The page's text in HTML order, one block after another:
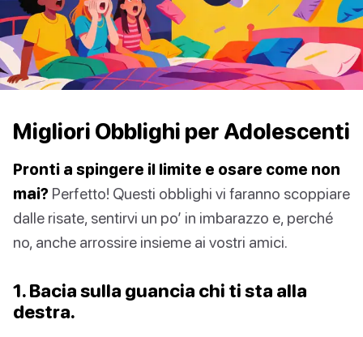
Migliori Obblighi per Adolescenti
Pronti a spingere il limite e osare come non
mai? Perfetto! Questi obblighi vi faranno scoppiare
dalle risate, sentirvi un po’ in imbarazzo e, perché
no, anche arrossire insieme ai vostri amici.
1. Bacia sulla guancia chi ti sta alla
destra.